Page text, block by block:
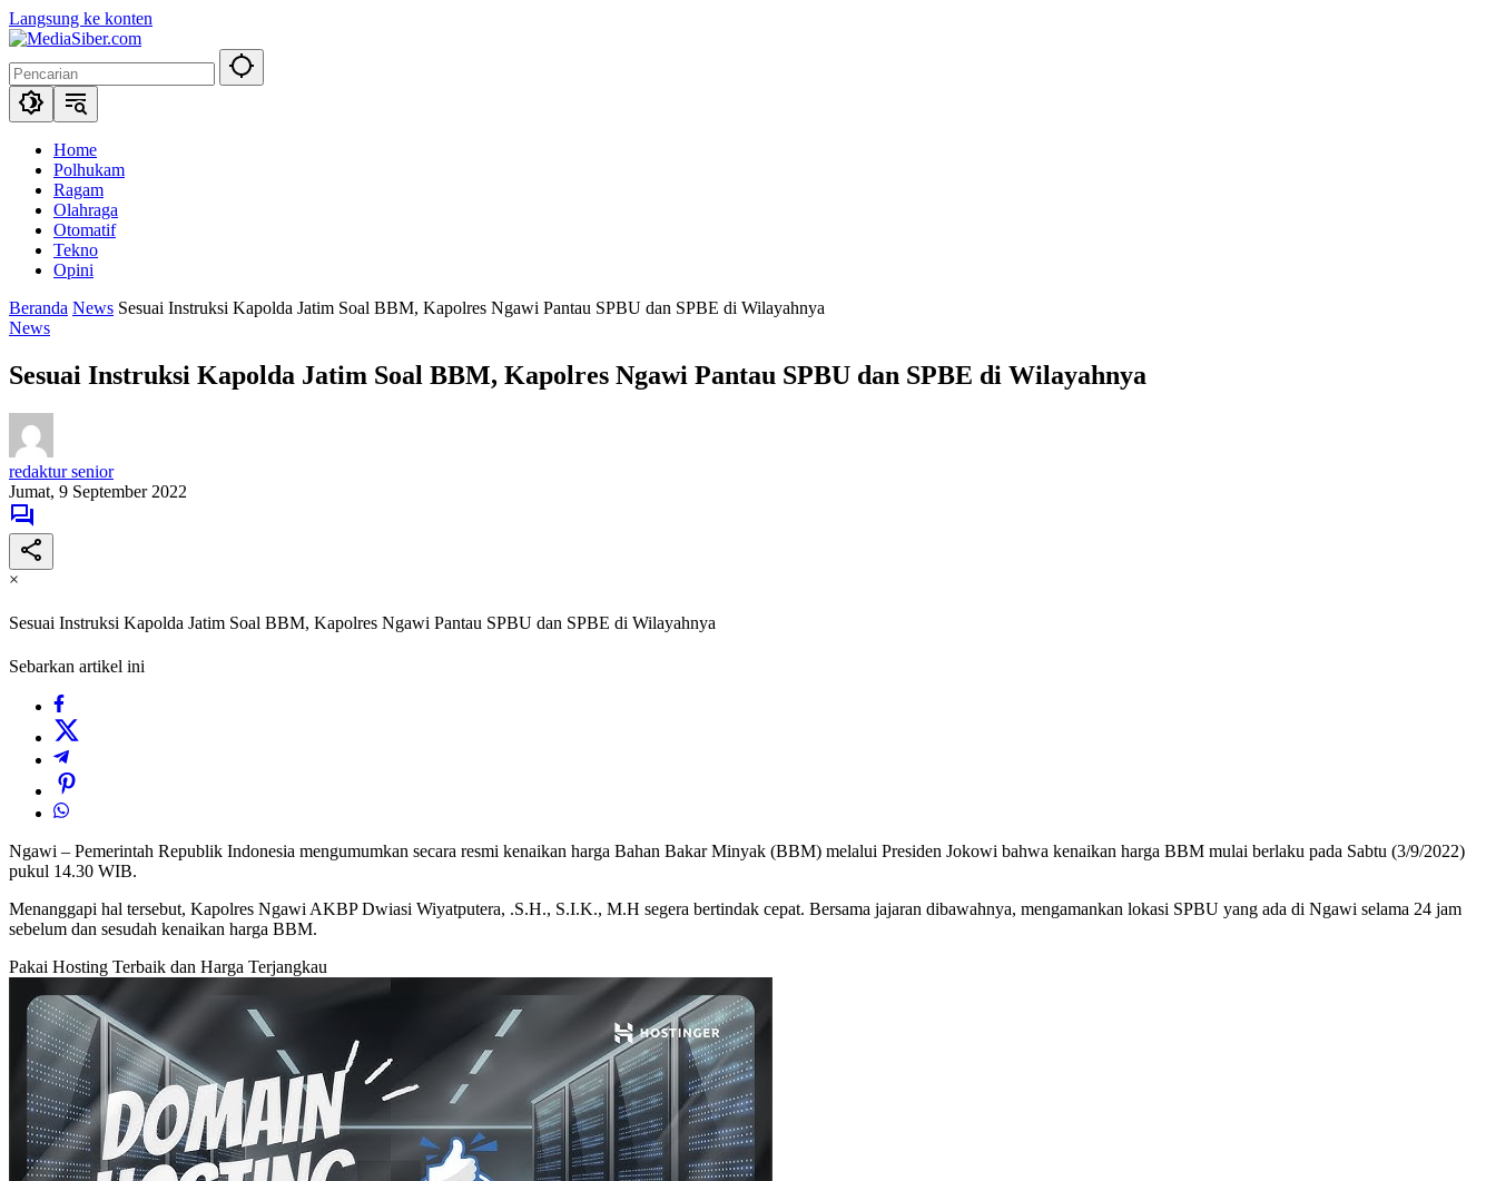
Langsung ke konten
Home
Polhukam
Ragam
Olahraga
Otomatif
Tekno
Opini
Beranda News Sesuai Instruksi Kapolda Jatim Soal BBM, Kapolres Ngawi Pantau SPBU dan SPBE di Wilayahnya
News
Sesuai Instruksi Kapolda Jatim Soal BBM, Kapolres Ngawi Pantau SPBU dan SPBE di Wilayahnya
redaktur senior
Jumat, 9 September 2022
×
Sesuai Instruksi Kapolda Jatim Soal BBM, Kapolres Ngawi Pantau SPBU dan SPBE di Wilayahnya
Sebarkan artikel ini
Ngawi – Pemerintah Republik Indonesia mengumumkan secara resmi kenaikan harga Bahan Bakar Minyak (BBM) melalui Presiden Jokowi bahwa kenaikan harga BBM mulai berlaku pada Sabtu (3/9/2022)
pukul 14.30 WIB.
Menanggapi hal tersebut, Kapolres Ngawi AKBP Dwiasi Wiyatputera, .S.H., S.I.K., M.H segera bertindak cepat. Bersama jajaran dibawahnya, mengamankan lokasi SPBU yang ada di Ngawi selama 24 jam
sebelum dan sesudah kenaikan harga BBM.
Pakai Hosting Terbaik dan Harga Terjangkau